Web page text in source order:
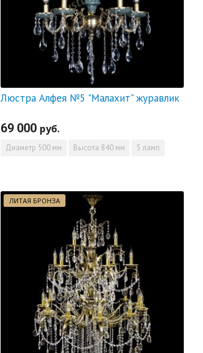
Люстра Алфея №5 "Малахит" журавлик
69 000 руб.
Диаметр 500 мм Высота 840 мм 5 ламп
ЛИТАЯ БРОНЗА